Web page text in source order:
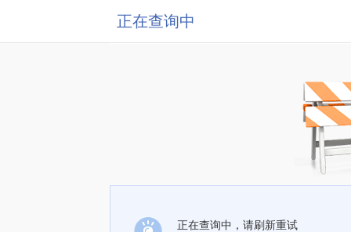
正在查询中
正在查询中，请刷新重试